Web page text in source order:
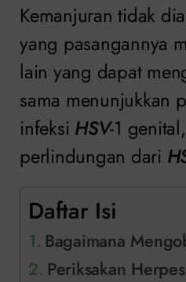
Kemanjuran tidak
yang pasangannya
lain yang dapat
sama menunjukkan
infeksi HSV-1
perlindungan dari
Daftar Isi
Bagaimana
Periksakan